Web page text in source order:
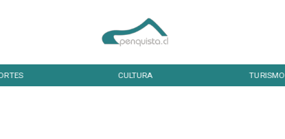
CULTURA TURISMO